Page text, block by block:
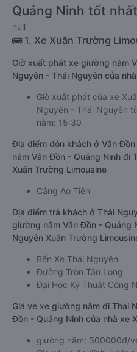
Quảng Ninh tốt
null
🚌 1. Xe Xuân Trường
Giờ xuất phát xe giường nằm
Nguyên - Thái Nguyên của
Giờ xuất phát của xe
Nguyên - Thái Nguyên
nằm: 15:30
Địa điểm đón khách ở Vân
nằm Vân Đồn - Quảng Ninh đi
Xuân Trường Limousine
Cảng Ao Tiên
Địa điểm trả khách ở Thái
giường nằm Vân Đồn - Quảng
Nguyên Xuân Trường
Bến Xe Thái Nguyên
Đường Tròn Tân Long
Đại Học Kỹ Thuật Công
Giá vé xe giường nằm đi Thái
Đồn - Quảng Ninh của nhà xe
giường nằm: 300000đ/